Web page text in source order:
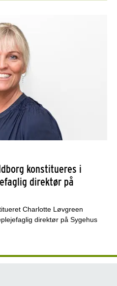
konstitueres i
direktør på
Charlotte Løvgreen
direktør på Sygehus